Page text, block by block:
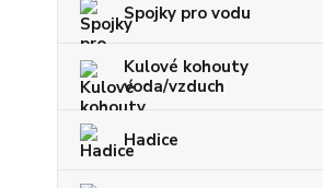
Spojky pro vodu
Kulové kohouty
voda/vzduch
Hadice